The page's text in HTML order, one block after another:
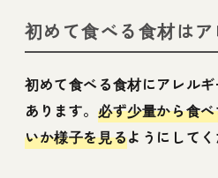
初めて食べる食材は
初めて食べる食材にアレル
あります。 必ず少量から食
いか様子を見るようにしてく